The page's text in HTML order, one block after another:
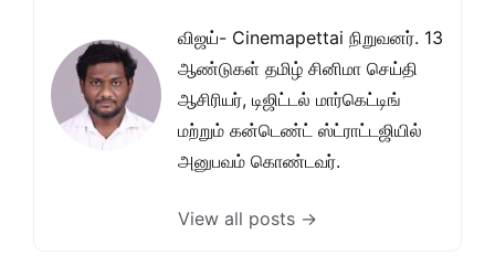
விஜய்- Cinemapettai நிறுவனர். 13
ஆண்டுகள் தமிழ் சினிமா செய்தி
ஆசிரியர், டிஜிட்டல் மார்கெட்டிங்
மற்றும் கன்டெண்ட் ஸ்ட்ராட்டஜியில்
அனுபவம் கொண்டவர்.
View all posts →